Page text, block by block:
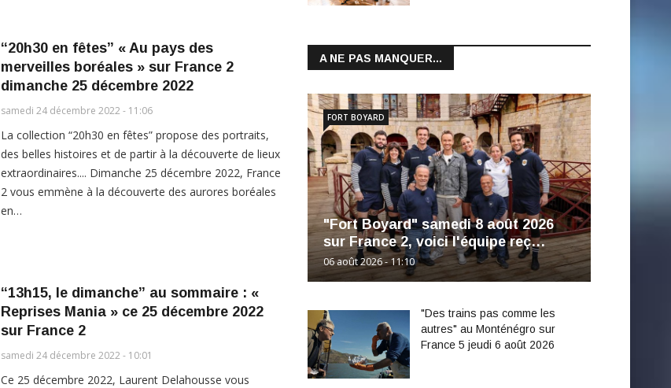
“20h30 en fêtes” « Au pays des
merveilles boréales » sur France 2
dimanche 25 décembre 2022
samedi 24 décembre 2022 - 11:06
La collection “20h30 en fêtes” propose des portraits,
des belles histoires et de partir à la découverte de lieux
extraordinaires.... Dimanche 25 décembre 2022, France
2 vous emmène à la découverte des aurores boréales
en…
“13h15, le dimanche” au sommaire : «
Reprises Mania » ce 25 décembre 2022
sur France 2
samedi 24 décembre 2022 - 10:01
Ce 25 décembre 2022, Laurent Delahousse vous
A NE PAS MANQUER...
"Fort Boyard" samedi 8 août 2026
sur France 2, voici l'équipe reç…
06 août 2026 - 11:10
FORT BOYARD
"Des trains pas comme les
autres" au Monténégro sur
France 5 jeudi 6 août 2026